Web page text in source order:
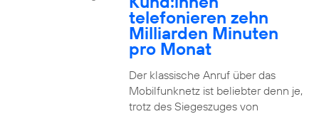
telefonieren zehn
Milliarden Minuten
pro Monat
Der klassische Anruf über das
Mobilfunknetz ist beliebter denn je,
trotz des Siegeszuges von